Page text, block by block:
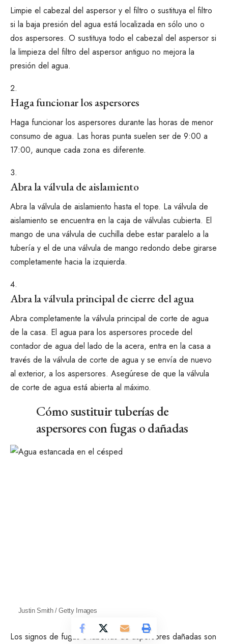
Limpie el cabezal del aspersor y el filtro o sustituya el filtro
si la baja presión del agua está localizada en sólo uno o
dos aspersores. O sustituya todo el cabezal del aspersor si
la limpieza del filtro del aspersor antiguo no mejora la
presión del agua.
Haga funcionar los aspersores
Haga funcionar los aspersores durante las horas de menor
consumo de agua. Las horas punta suelen ser de 9:00 a
17:00, aunque cada zona es diferente.
Abra la válvula de aislamiento
Abra la válvula de aislamiento hasta el tope. La válvula de
aislamiento se encuentra en la caja de válvulas cubierta. El
mango de una válvula de cuchilla debe estar paralelo a la
tubería y el de una válvula de mango redondo debe girarse
completamente hacia la izquierda.
Abra la válvula principal de cierre del agua
Abra completamente la válvula principal de corte de agua
de la casa. El agua para los aspersores procede del
contador de agua del lado de la acera, entra en la casa a
través de la válvula de corte de agua y se envía de nuevo
al exterior, a los aspersores. Asegúrese de que la válvula
de corte de agua está abierta al máximo.
Cómo sustituir tuberías de
aspersores con fugas o dañadas
Justin Smith / Getty Images
Los signos de fugas o tuberías de aspersores dañadas son